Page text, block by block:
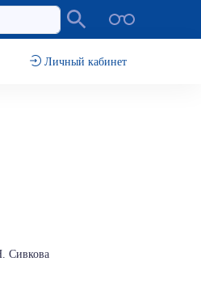
Личный кабинет
Сивкова